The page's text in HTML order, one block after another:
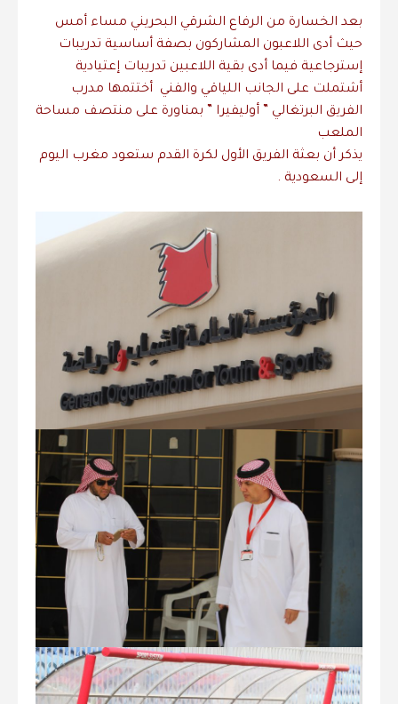
بعد الخسارة من الرفاع الشرقي البحريني مساء أمس
حيث أدى اللاعبون المشاركون بصفة أساسية تدريبات
إسترجاعية فيما أدى بقية اللاعبين تدريبات إعتيادية
أشتملت على الجانب اللياقي والفني أختتمها مدرب
الفريق البرتغالي ” أوليفيرا ” بمناورة على منتصف مساحة
الملعب
‎يذكر أن بعثة الفريق الأول لكرة القدم ستعود مغرب اليوم
إلى السعودية .